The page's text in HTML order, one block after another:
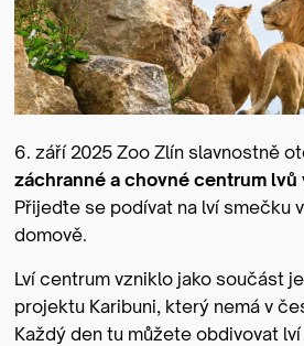
6. září 2025 Zoo Zlín slavnostně
záchranné a chovné centrum
Přijeďte se podívat na lví smečku
domově.
Lví centrum vzniklo jako součást
projektu Karibuni, který nemá v
Každý den tu můžete obdivovat